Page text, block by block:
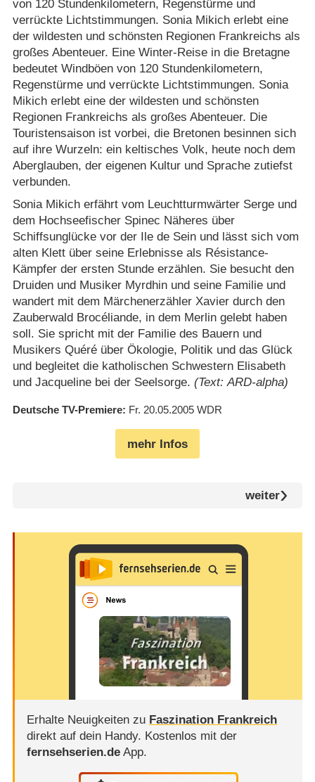
von 120 Stundenkilometern, Regenstürme und
verrückte Lichtstimmungen. Sonia Mikich erlebt eine
der wildesten und schönsten Regionen Frankreichs als
großes Abenteuer. Eine Winter-Reise in die Bretagne
bedeutet Windböen von 120 Stundenkilometern,
Regenstürme und verrückte Lichtstimmungen. Sonia
Mikich erlebt eine der wildesten und schönsten
Regionen Frankreichs als großes Abenteuer. Die
Touristensaison ist vorbei, die Bretonen besinnen sich
auf ihre Wurzeln: ein keltisches Volk, heute noch dem
Aberglauben, der eigenen Kultur und Sprache zutiefst
verbunden.
Sonia Mikich erfährt vom Leuchtturmwärter Serge und
dem Hochseefischer Spinec Näheres über
Schiffsunglücke vor der Ile de Sein und lässt sich vom
alten Klett über seine Erlebnisse als Résistance-
Kämpfer der ersten Stunde erzählen. Sie besucht den
Druiden und Musiker Myrdhin und seine Familie und
wandert mit dem Märchenerzähler Xavier durch den
Zauberwald Brocéliande, in dem Merlin gelebt haben
soll. Sie spricht mit der Familie des Bauern und
Musikers Quéré über Ökologie, Politik und das Glück
und begleitet die katholischen Schwestern Elisabeth
und Jacqueline bei der Seelsorge. (Text: ARD-alpha)
Deutsche TV-Premiere Fr. 20.05.2005 WDR
mehr Infos
weiter
Erhalte Neuigkeiten zu Faszination Frankreich
direkt auf dein Handy. Kostenlos mit der
fernsehserien.deApp.